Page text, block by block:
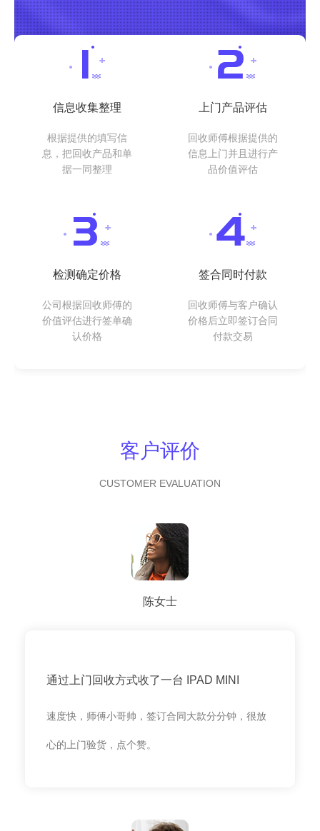
信息收集整理
根据提供的填写信
息，把回收产品和单
据一同整理
上门产品评估
回收师傅根据提供的
信息上门并且进行产
品价值评估
检测确定价格
公司根据回收师傅的
价值评估进行签单确
认价格
签合同时付款
回收师傅与客户确认
价格后立即签订合同
付款交易
客户评价
CUSTOMER EVALUATION
陈女士
通过上门回收方式收了一台 IPAD MINI
速度快，师傅小哥帅，签订合同大款分分钟，很放
心的上门验货，点个赞。